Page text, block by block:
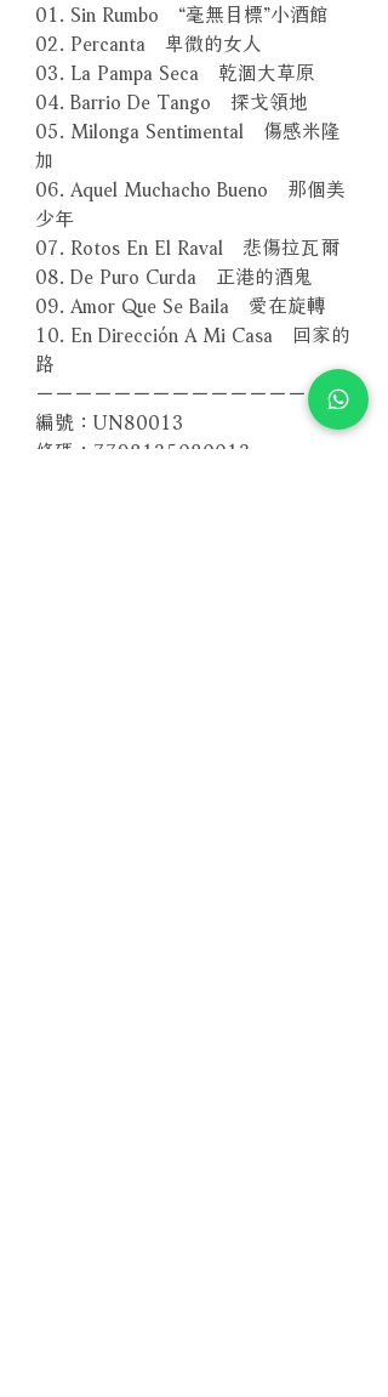
01. Sin Rumbo “毫無目標”小酒館
02. Percanta 卑微的女人
03. La Pampa Seca 乾涸大草原
04. Barrio De Tango 探戈領地
05. Milonga Sentimental 傷感米隆
加
06. Aquel Muchacho Bueno 那個美
少年
07. Rotos En El Raval 悲傷拉瓦爾
08. De Puro Curda 正港的酒鬼
09. Amor Que Se Baila 愛在旋轉
10. En Dirección A Mi Casa 回家的
路
－－－－－－－－－－－－－－－－
編號：UN80013
條碼：7798135080013